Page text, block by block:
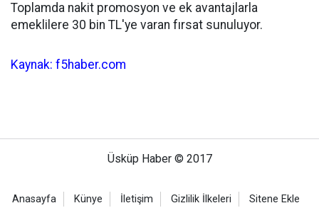
Toplamda nakit promosyon ve ek avantajlarla
emeklilere 30 bin TL'ye varan fırsat sunuluyor.
Kaynak: f5haber.com
Üsküp Haber © 2017
Anasayfa Künye İletişim Gizlilik İlkeleri Sitene Ekle